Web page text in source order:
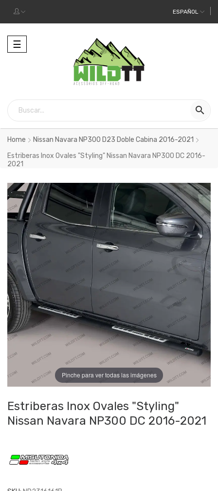
ESPAÑOL
Alternar
la
☰

Home
Nissan Navara NP300 D23 Doble Cabina 2016-2021
Estriberas Inox Ovales "Styling" Nissan Navara NP300 DC 2016-
2021
Pinche para ver todas las imágenes
Estriberas Inox Ovales "Styling"
Nissan Navara NP300 DC 2016-2021